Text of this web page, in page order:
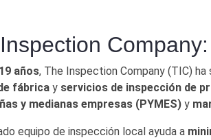
19 años, The Inspection Company (TIC) ha
fábrica y servicios de inspección de
y medianas empresas (PYMES) y
equipo de inspección local ayuda a